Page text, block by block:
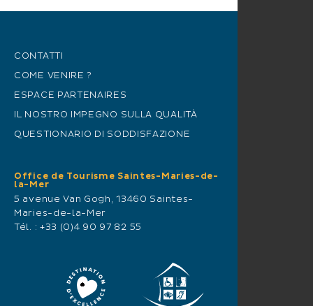
CONTATTI
COME VENIRE ?
ESPACE PARTENAIRES
IL NOSTRO IMPEGNO SULLA QUALITÀ
QUESTIONARIO DI SODDISFAZIONE
Office de Tourisme Saintes-Maries-de-
la-Mer
5 avenue Van Gogh, 13460 Saintes-
Maries-de-la-Mer
Tél. : +33 (0)4 90 97 82 55